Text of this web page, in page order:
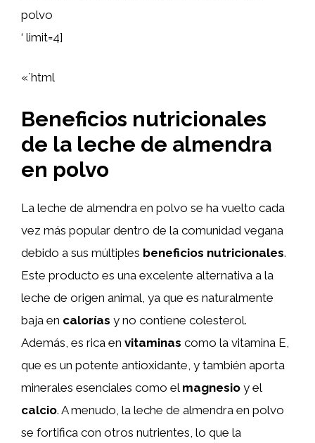
polvo
‘ limit=4]
«`html
Beneficios nutricionales
de la leche de almendra
en polvo
La leche de almendra en polvo se ha vuelto cada
vez más popular dentro de la comunidad vegana
debido a sus múltiples beneficios nutricionales.
Este producto es una excelente alternativa a la
leche de origen animal, ya que es naturalmente
baja en calorías y no contiene colesterol.
Además, es rica en vitaminas como la vitamina E,
que es un potente antioxidante, y también aporta
minerales esenciales como el magnesio y el
calcio. A menudo, la leche de almendra en polvo
se fortifica con otros nutrientes, lo que la